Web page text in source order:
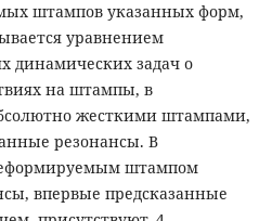
штампов указанных форм,
уравнением
динамических задач о
на штампы, в
жесткими штампами,
резонансы. В
штампом
впервые предсказанные